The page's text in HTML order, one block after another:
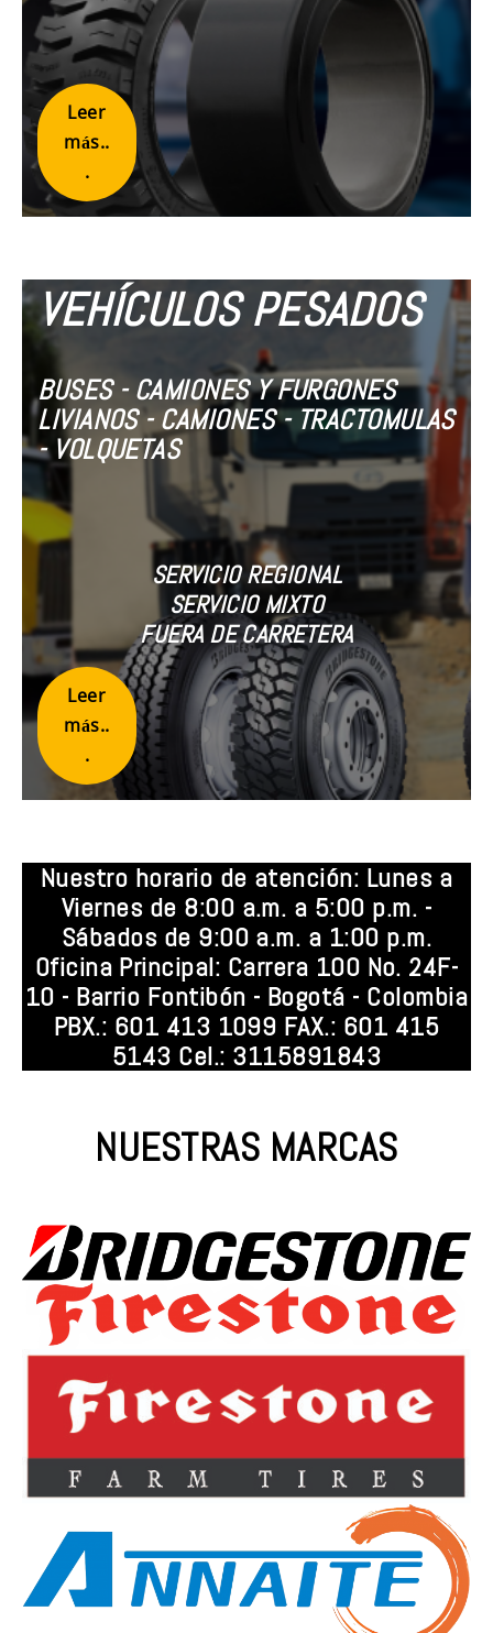
Leer
más..
.
VEHÍCULOS PESADOS
BUSES - CAMIONES Y FURGONES
LIVIANOS - CAMIONES - TRACTOMULAS
- VOLQUETAS
SERVICIO REGIONAL
SERVICIO MIXTO
FUERA DE CARRETERA
Leer
más..
.
Nuestro horario de atención: Lunes a
Viernes de 8:00 a.m. a 5:00 p.m. -
Sábados de 9:00 a.m. a 1:00 p.m.
Oficina Principal: Carrera 100 No. 24F-
10 - Barrio Fontibón - Bogotá - Colombia
PBX.: 601 413 1099 FAX.: 601 415
5143 Cel.: 3115891843
NUESTRAS MARCAS